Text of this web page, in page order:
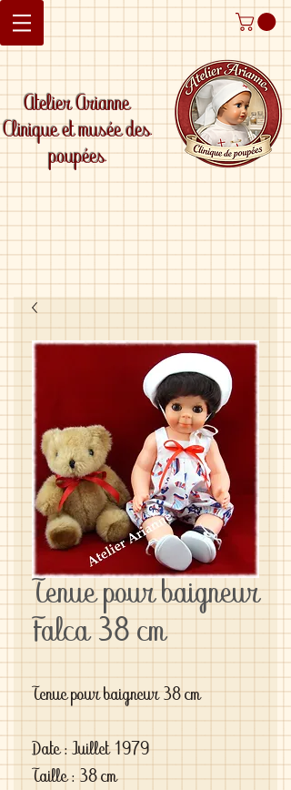
Atelier Arianne
Clinique et musée des
poupées
Tenue pour baigneur
Falca 38 cm
Tenue pour baigneur 38 cm
Date : Juillet 1979
Taille : 38 cm